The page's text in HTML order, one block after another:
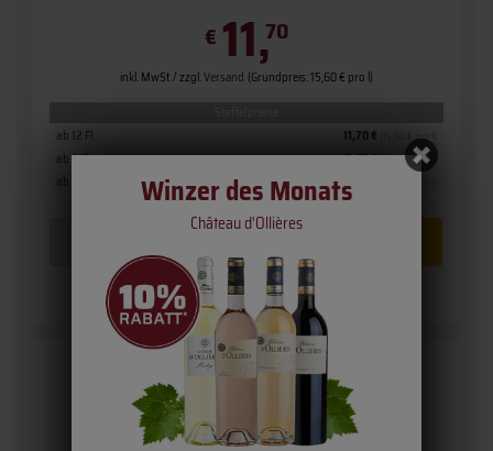
Winzer des Monats
Château d'Ollières
€ 11,70
inkl. MwSt. / zzgl.Versand (Grundpreis: 15,60 € pro l)
13,35 €
ab 6 Fl. 12,60 €(16,80 € pro l)
ab 12 Fl. 11,70 € (15,60 € pro l)